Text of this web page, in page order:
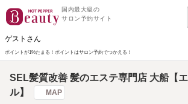
国内最大級の
サロン予約サイト
ゲストさん
ポイントが1%たまる！ ポイントはサロン予約でつかえる！
SEL髪質改善 髪のエステ専門店 大船【
ル】
MAP